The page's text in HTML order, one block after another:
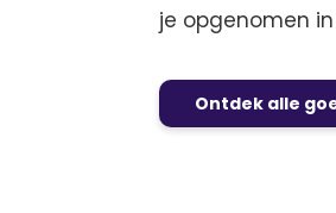
je opgenomen
Ontdek alle